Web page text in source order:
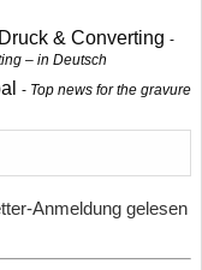
& Converting
– in Deutsch
Top news for the gravure
Anmeldung gelesen